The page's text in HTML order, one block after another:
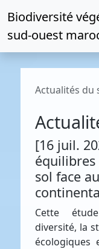
Biodiversité
sud-ouest
Actualités du
[16 juil.
équilibres
sol face
Cette
diversité, la
écologiques